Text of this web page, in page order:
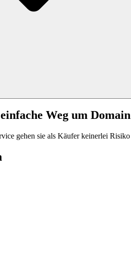
Weg um
gehen sie als Käufer keinerlei